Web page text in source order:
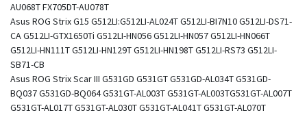
AU068T FX705DT-AU078T
Asus ROG Strix G15 G512LI:G512LI-AL024T G512LI-BI7N10 G512LI-DS71-
CA G512LI-GTX1650Ti G512LI-HN056 G512LI-HN057 G512LI-HN066T
G512LI-HN111T G512LI-HN129T G512LI-HN198T G512LI-RS73 G512LI-
SB71-CB
Asus ROG Strix Scar III G531GD G531GT G531GD-AL034T G531GD-
BQ037 G531GD-BQ064 G531GT-AL003T G531GT-AL003TG531GT-AL007T
G531GT-AL017T G531GT-AL030T G531GT-AL041T G531GT-AL070T